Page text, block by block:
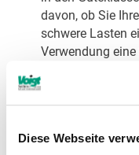
Diese Webseite
davon, ob Sie
schwere Lasten
Verwendung
Belastungen